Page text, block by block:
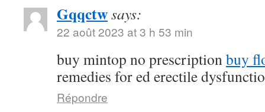
Gqqctwsays:
22 août 2023 at 3 h 53 min
buy mintop no prescriptionbuy
remedies for ed erectile
Répondre